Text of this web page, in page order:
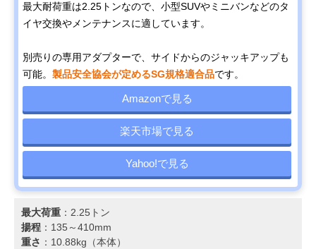
最大耐荷重は2.25トンなので、小型SUVやミニバンなどのタ
イヤ交換やメンテナンスに適しています。
別売りの専用アダプターで、サイドからのジャッキアップも
可能。 製品安全協会が定めるSG規格適合品です。
Amazonで見る
楽天市場で見る
Yahoo!で見る
最大荷重 ：2.25トン
揚程 ：135～410mm
重さ ：10.88kg（本体）